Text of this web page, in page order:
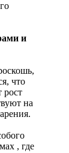
и
что
рост
на
, где